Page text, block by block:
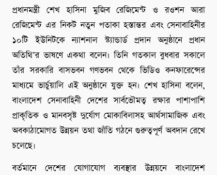
প্রধানমন্ত্রী শেখ হাসিনা মুজিব রেজিমেন্ট ও রওশন আরা
রেজিমেন্ট এর নিকট নতুন পতাকা হস্তান্তর এবং সেনাবাহিনীর
১০টি ইউনিটকে ন্যাশনাল স্ট্যান্ডার্ড প্রদান অনুষ্ঠানে প্রধান
অতিথি’র ভাষণে একথা বলেন। তিনি গতকাল বুধবার সকালে
তাঁর সরকারি বাসভবন গণভবন থেকে ভিডিও কনফারেন্সের
মাধ্যমে ভার্চুয়ালি এই অনুষ্ঠানে যুক্ত হন। শেখ হাসিনা বলেন,
বাংলাদেশ সেনাবাহিনী দেশের সার্বভৌমত্ব রক্ষার পাশাপাশি
প্রাকৃতিক ও মানবসৃষ্ট দুর্যোগ মোকাবিলাসহ আর্থসামাজিক এবং
অবকাঠামোগত উন্নয়ন তথা জাঁতি গঠনে গুরুত্বপূর্ণ অবদান রেখে
চলেছে।
বর্তমানে দেশের যোগাযোগ ব্যবস্থার উন্নয়নে বাংলাদেশ